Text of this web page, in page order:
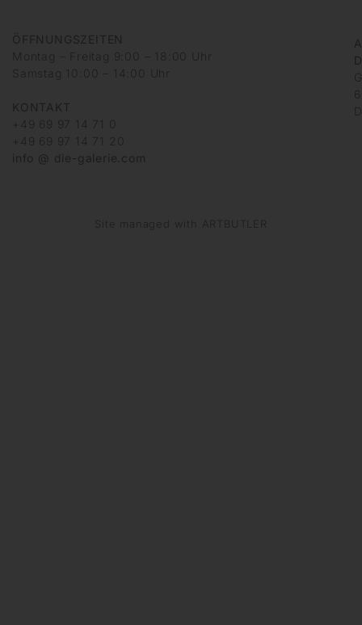
ÖFFNUNGSZEITEN
Montag – Freitag 9:00 – 18:00 Uhr
Samstag 10:00 – 14:00 Uhr
KONTAKT
+49 69 97 14 71 0
+49 69 97 14 71 20
info @ die-galerie.com
Site managed with ARTBUTLER